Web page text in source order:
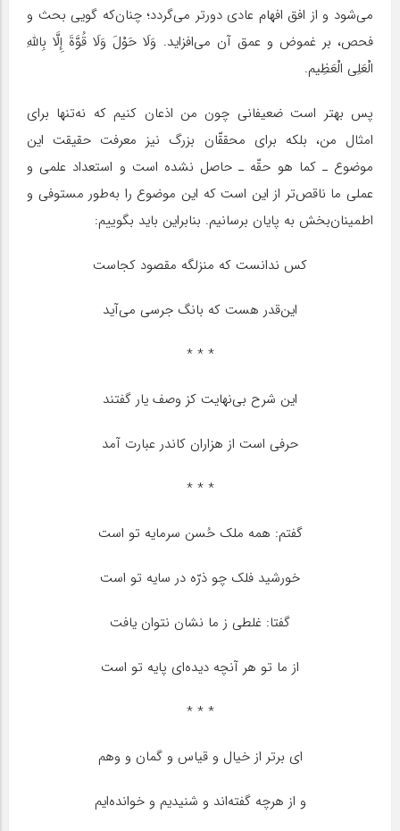
می‌شود و از افق افهام عادی دورتر می‌گردد؛ چنان‌که گویی بحث و
فحص، بر غموض و عمق آن می‌افزاید. وَلَا حَوْلَ وَلَا قُوَّةَ إِلَّا بِاللهِ
الْعَلِی الْعَظِیم‏.
پس بهتر است ضعیفانی چون من اذعان کنیم که نه‌تنها برای
امثال من، بلکه برای محققّان بزرگ نیز معرفت حقیقت این
موضوع ـ ‌کما هو حقّه ـ حاصل نشده است و استعداد علمی و
عملی ما ناقص‌تر از این است که این موضوع را ‌به‌طور مستوفی و
اطمینان‌بخش به پایان برسانیم. بنابراین باید بگوییم:
کس ندانست که منزلگه مقصود کجاست
این‌قدر هست که بانگ جرسی می‌آید
* * *
این شرح‌ بی‌نهایت کز وصف یار گفتند
حرفى است از هزاران کاندر عبارت آمد
* * *
گفتم: همه ملک حُسن سرمایه تو است
خورشید فلک چو ذرّه در سایه تو است
گفتا: غلطى ز ما نشان نتوان یافت
از ما تو هر‌ آنچه دیده‌اى پایه تو است
* * *
اى برتر از خیال و قیاس و گمان و وهم
و از هرچه گفته‌اند و شنیدیم و خوانده‌ایم